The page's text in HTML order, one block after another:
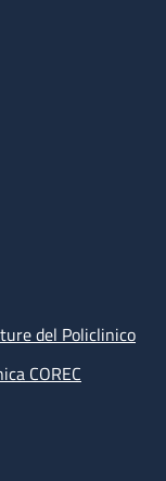
del Policlinico
COREC